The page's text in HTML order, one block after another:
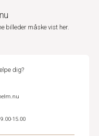
billeder måske vist her.
dig?
15.00